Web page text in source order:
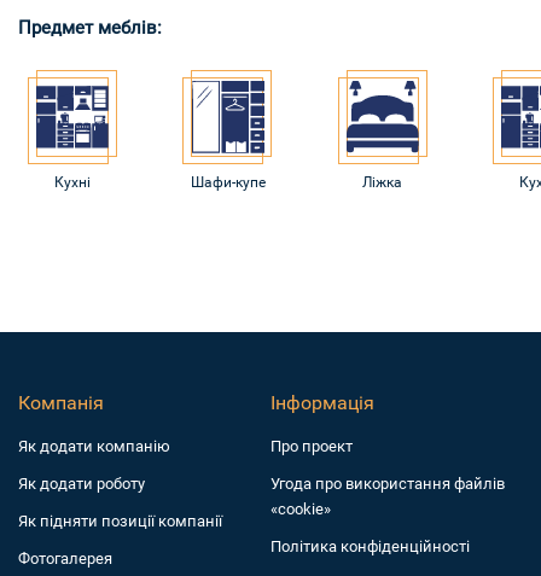
Предмет меблів:
Кухні Шафи-купе Ліжка
Компанія
Як додати компанiю
Як додати роботу
Як підняти позиції компанії
Фотогалерея
Інформація
Про проект
Угода про використання файлів
«cookie»
Політика конфіденційності